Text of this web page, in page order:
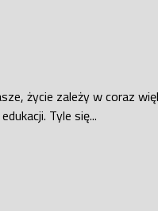
życie zależy w coraz
Tyle się...